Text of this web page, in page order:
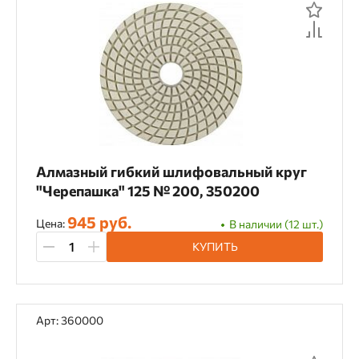
Сверла центрирующие
Хвостовики
Чашки шлифовальные
Шлифовальные круги
Материал применения
OSB Армированный бетон
Асфальт
Базальт
Бетон
Газобетон
Гипсокартон
Гранитная плитка
Дерево
ДСП
Камень
Алмазный гибкий шлифовальный круг
"Черепашка" 125 № 200, 350200
Цена:945 руб.
В наличии (12 шт.)
КУПИТЬ
Арт: 360000